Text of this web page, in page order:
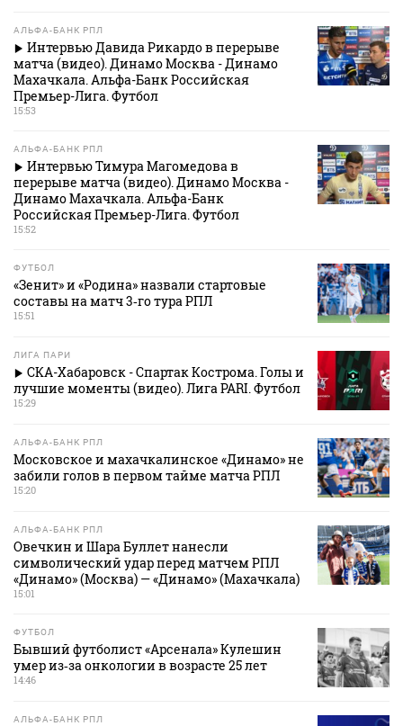
АЛЬФА-БАНК РПЛ
Интервью Давида Рикардо в перерыве
матча (видео). Динамо Москва - Динамо
Махачкала. Альфа-Банк Российская
Премьер-Лига. Футбол
15:53
АЛЬФА-БАНК РПЛ
Интервью Тимура Магомедова в
перерыве матча (видео). Динамо Москва -
Динамо Махачкала. Альфа-Банк
Российская Премьер-Лига. Футбол
15:52
ФУТБОЛ
«Зенит» и «Родина» назвали стартовые
составы на матч 3‑го тура РПЛ
15:51
ЛИГА ПАРИ
СКА-Хабаровск - Спартак Кострома. Голы и
лучшие моменты (видео). Лига PARI. Футбол
15:29
АЛЬФА-БАНК РПЛ
Московское и махачкалинское «Динамо» не
забили голов в первом тайме матча РПЛ
15:20
АЛЬФА-БАНК РПЛ
Овечкин и Шара Буллет нанесли
символический удар перед матчем РПЛ
«Динамо» (Москва) — «Динамо» (Махачкала)
15:01
ФУТБОЛ
Бывший футболист «Арсенала» Кулешин
умер из‑за онкологии в возрасте 25 лет
14:46
АЛЬФА-БАНК РПЛ